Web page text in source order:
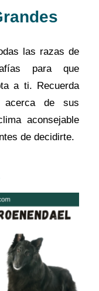
las razas de
para que
a ti. Recuerda
acerca de sus
aconsejable
de decidirte.